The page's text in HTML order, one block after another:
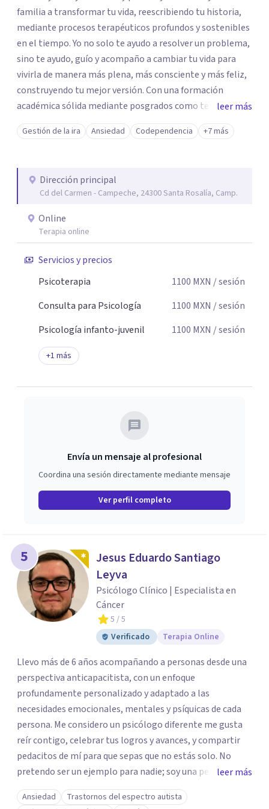
familia a transformar tu vida, reescribiendo tu historia,
mediante procesos terapéuticos profundos y sostenibles
en el tiempo. Yo no solo te ayudo a resolver un problema,
sino te ayudo, guío y acompaño a cambiar tu vida para
vivirla de manera más plena, más consciente y más feliz,
construyendo tu mejor versión. Con una formación
académica sólida mediante posgrados como terapeuta
breve, familiar e infantil, así como con respaldo
profesional y experiencia clínica de más de 26 años y
auténtica y comunicación clara y directa para darte
seguridad emocional y una dirección firme de tu proceso
de cambio.
leer más
Gestión de la ira Ansiedad Codependencia +7 más
Dirección principal
Cd del Carmen - Campeche, 24300 Santa Rosalía, Camp.
Online
Terapia online
Servicios y precios
Psicoterapia
1100 MXN / sesión
Consulta para Psicología
1100 MXN / sesión
Psicología infanto-juvenil
1100 MXN / sesión
+1 más
Envía un mensaje al profesional
Coordina una sesión directamente mediante mensaje
Ver perfil completo
5
Jesus Eduardo Santiago
Leyva
Psicólogo Clínico | Especialista en
Cáncer
5 / 5
Verificado
Terapia Online
Llevo más de 6 años acompañando a personas desde una
perspectiva anticapacitista, con un enfoque
profundamente personalizado y adaptado a las
necesidades emocionales, mentales y psíquicas de cada
persona. Me considero un psicólogo diferente me gusta
reír contigo, celebrar tus logros y avances, y compartir
pedacitos de mí para que sepas que no estás solo. No
pretendo ser un ejemplo para nadie; soy una persona que
también sufre, llora, ríe y grita. Para mí, tu salud, tu paz y
tu tranquilidad siempre estarán por encima de lo
leer más
Ansiedad
Trastornos del espectro autista